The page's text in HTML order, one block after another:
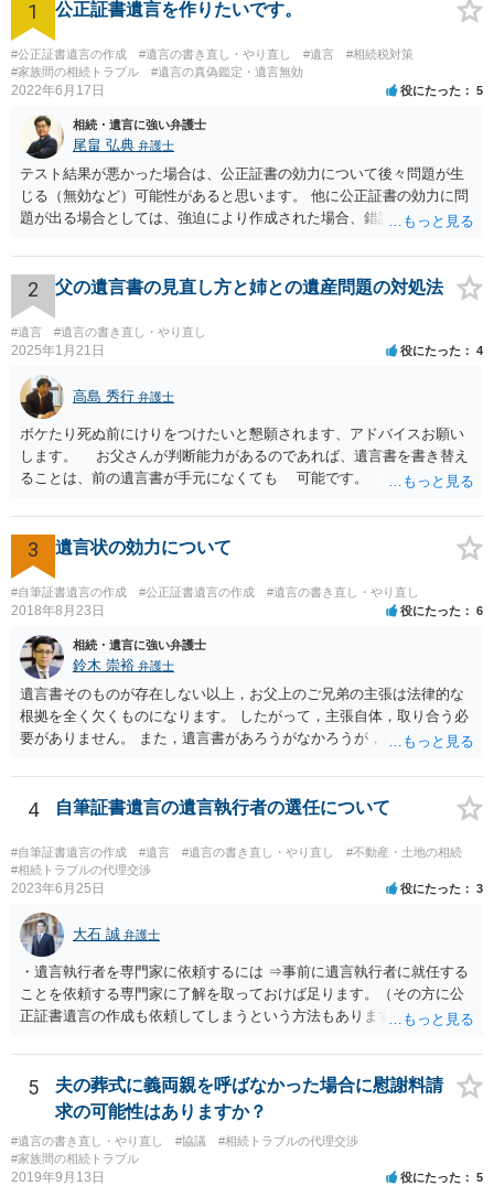
1 公正証書遺言を作りたいです。
#公正証書遺言の作成 #遺言の書き直し・やり直し #遺言
#相続税対策
#家族間の相続トラブル
#遺言の真偽鑑定・遺言無効
2022年6月17日 役にたった 5
相続・遺言に強い弁護士
尾畠 弘典 弁護士
テスト結果が悪かった場合は、公正証書の効力について後々問題が生
じる（無効など）可能性があると思います。 他に公正証書の効力に問
題が出る場合としては、強迫により作成された場合、錯誤（勘違い）
すが、弁護士に作成を依頼する場合は、１０～数十万円程度になるケ
ースが多いと思います。 報酬体系は、弁護士ごとに異なりますので一
律の基準はありません。
2 父の遺言書の見直し方と姉との遺産問題の対処法
#遺言 #遺言の書き直し・やり直し
2025年1月21日 役にたった 4
高島 秀行 弁護士
ボケたり死ぬ前にけりをつけたいと懇願されます、アドバイスお願い
します。 お父さんが判断能力があるのであれば、遺言書を書き替え
ることは、前の遺言書が手元になくても 可能です。 将来遺言の効
してもらって 診断書を取得して、公証役場へ行って公正証書遺言を
作成するのがよいと思います。 将来争われることが見込まれること
から、弁護士に依頼して手続きを進めた方がよいと思います。
3 遺言状の効力について
#自筆証書遺言の作成 #公正証書遺言の作成 #遺言の書き直し・やり直し
2018年8月23日 役にたった 6
相続・遺言に強い弁護士
鈴木 崇裕 弁護士
遺言書そのものが存在しない以上，お父上のご兄弟の主張は法律的な
根拠を全く欠くものになります。 したがって，主張自体，取り合う必
要がありません。 また，遺言書があろうがなかろうが，お父上のご兄
ご回答にもありますが， 代理人弁護士をたてて，その弁護士から相手
方に対して， ・相続に関する主張は法的根拠がなく，一切応じないこ
と ・今後一切の連絡をしてこないでほしいこと ・連絡を継続してくる
ようであれば警察への通報や法的措置も辞さないこと などを記載した
書面を発送してもらうことがよろしいように思います。
4 自筆証書遺言の遺言執行者の選任について
#自筆証書遺言の作成 #遺言 #遺言の書き直し・やり直し
#不動産・土地の相続
#相続トラブルの代理交渉
2023年6月25日 役にたった 3
大石 誠 弁護士
・遺言執行者を専門家に依頼するには ⇒事前に遺言執行者に就任する
ことを依頼する専門家に了解を取っておけば足ります。（その方に公
正証書遺言の作成も依頼してしまうという方法もあります） 事前に了
ません。 遺言執行者に就任し、遺言執行が完了したときの報酬だけ、
弁護士費用としてかかります。 ・亡くなった際に、法務局に預けた自
筆証書遺言の存在を親族がなかったものにされる可能性 ⇒自筆の遺言
書を法務局に保管した場合、死亡後、法務局に遺言書の有無を照会す
ることになりますので、「法務局に預けた自筆証書遺言の存在を親族
がなかったもの」にすることはできません。 存在をなかったものにす
5
夫の葬式に義両親を呼ばなかった場合に慰謝料請
求の可能性はありますか？
#遺言の書き直し・やり直し #協議
#相続トラブルの代理交渉
#家族間の相続トラブル
2019年9月13日 役にたった 5